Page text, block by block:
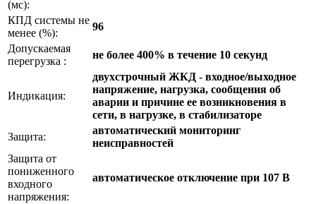
(мс):
КПД системы не
менее (%):
96
Допускаемая
перегрузка :
не более 400% в течение 10 секунд
Индикация:
двухстрочный ЖКД - входное/выходное
напряжение, нагрузка, сообщения об
аварии и причине ее возникновения в
сети, в нагрузке, в стабилизаторе
Защита:
автоматический мониторинг
неисправностей
Защита от
пониженного
входного
напряжения:
автоматическое отключение при 107 В